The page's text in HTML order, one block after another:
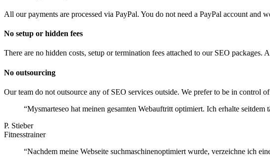
All our payments are processed via PayPal. You do not need a PayPal account and
No setup or hidden fees
There are no hidden costs, setup or termination fees attached to our SEO
No outsourcing
Our team do not outsource any of SEO services outside. We prefer to be in control
“Mysmarteseo hat meinen gesamten Webauftritt optimiert. Ich erhalte
P. Stieber
Fitnesstrainer
“Nachdem meine Webseite suchmaschinenoptimiert wurde, verzeichne ich